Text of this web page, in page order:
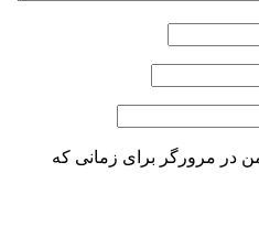
در مرورگر برای زمانی که